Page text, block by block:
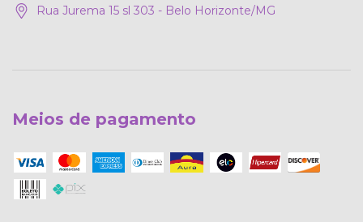
Rua Jurema 15 sl 303 - Belo Horizonte/MG
Meios de pagamento